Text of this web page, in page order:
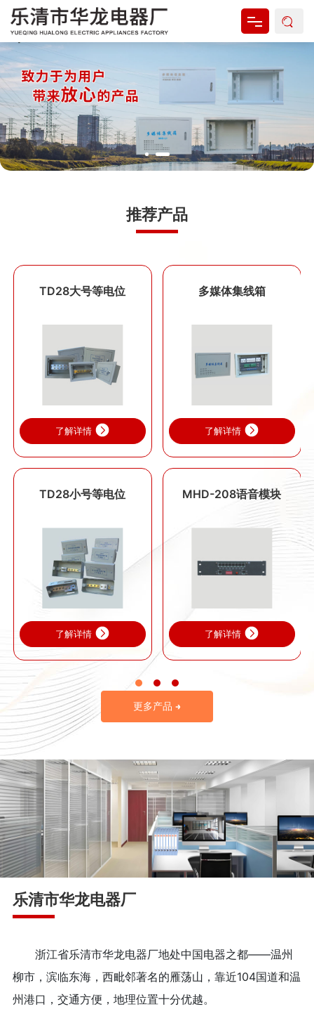
网站首页
关于我们
产品中心
新闻资讯
推荐产品
TD28大号等电位
了解详情
TD28小号等电位
了解详情
多媒体集线箱
了解详情
MHD-208语音模块
了解详情
更多产品 →
乐清市华龙电器厂
浙江省乐清市华龙电器厂地处中国电器之都——温州
柳市，滨临东海，西毗邻著名的雁荡山，靠近104国道和温
州港口，交通方便，地理位置十分优越。